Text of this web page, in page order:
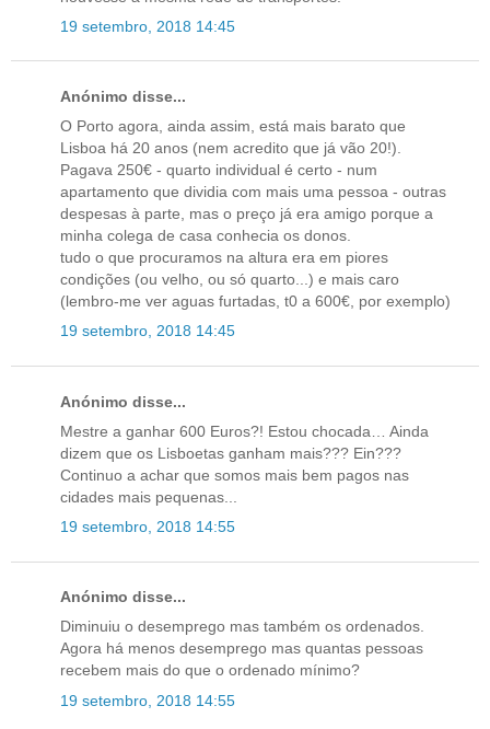
19 setembro, 2018 14:45
Anónimo disse...
O Porto agora, ainda assim, está mais barato que
Lisboa há 20 anos (nem acredito que já vão 20!).
Pagava 250€ - quarto individual é certo - num
apartamento que dividia com mais uma pessoa - outras
despesas à parte, mas o preço já era amigo porque a
minha colega de casa conhecia os donos.
tudo o que procuramos na altura era em piores
condições (ou velho, ou só quarto...) e mais caro
(lembro-me ver aguas furtadas, t0 a 600€, por exemplo)
19 setembro, 2018 14:45
Anónimo disse...
Mestre a ganhar 600 Euros?! Estou chocada… Ainda
dizem que os Lisboetas ganham mais??? Ein???
Continuo a achar que somos mais bem pagos nas
cidades mais pequenas...
19 setembro, 2018 14:55
Anónimo disse...
Diminuiu o desemprego mas também os ordenados.
Agora há menos desemprego mas quantas pessoas
recebem mais do que o ordenado mínimo?
19 setembro, 2018 14:55